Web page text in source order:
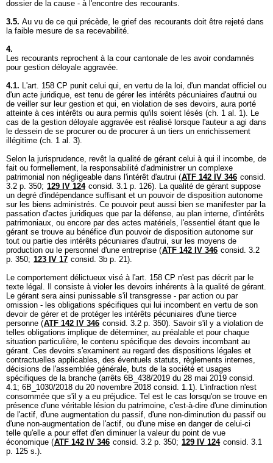
dossier de la cause - à l'encontre des recourants.
3.5. Au vu de ce qui précède, le grief des recourants doit être rejeté dans
la faible mesure de sa recevabilité.
4.
Les recourants reprochent à la cour cantonale de les avoir condamnés
pour gestion déloyale aggravée.
4.1. L'art. 158 CP punit celui qui, en vertu de la loi, d'un mandat officiel ou
d'un acte juridique, est tenu de gérer les intérêts pécuniaires d'autrui ou
de veiller sur leur gestion et qui, en violation de ses devoirs, aura porté
atteinte à ces intérêts ou aura permis qu'ils soient lésés (ch. 1 al. 1). Le
cas de la gestion déloyale aggravée est réalisé lorsque l'auteur a agi dans
le dessein de se procurer ou de procurer à un tiers un enrichissement
illégitime (ch. 1 al. 3).
Selon la jurisprudence, revêt la qualité de gérant celui à qui il incombe, de
fait ou formellement, la responsabilité d'administrer un complexe
patrimonial non négligeable dans l'intérêt d'autrui (ATF 142 IV 346 consid.
3.2 p. 350; 129 IV 124 consid. 3.1 p. 126). La qualité de gérant suppose
un degré d'indépendance suffisant et un pouvoir de disposition autonome
sur les biens administrés. Ce pouvoir peut aussi bien se manifester par la
passation d'actes juridiques que par la défense, au plan interne, d'intérêts
patrimoniaux, ou encore par des actes matériels, l'essentiel étant que le
gérant se trouve au bénéfice d'un pouvoir de disposition autonome sur
tout ou partie des intérêts pécuniaires d'autrui, sur les moyens de
production ou le personnel d'une entreprise (ATF 142 IV 346 consid. 3.2
p. 350; 123 IV 17 consid. 3b p. 21).
Le comportement délictueux visé à l'art. 158 CP n'est pas décrit par le
texte légal. Il consiste à violer les devoirs inhérents à la qualité de gérant.
Le gérant sera ainsi punissable s'il transgresse - par action ou par
omission - les obligations spécifiques qui lui incombent en vertu de son
devoir de gérer et de protéger les intérêts pécuniaires d'une tierce
personne (ATF 142 IV 346 consid. 3.2 p. 350). Savoir s'il y a violation de
telles obligations implique de déterminer, au préalable et pour chaque
situation particulière, le contenu spécifique des devoirs incombant au
gérant. Ces devoirs s'examinent au regard des dispositions légales et
contractuelles applicables, des éventuels statuts, règlements internes,
décisions de l'assemblée générale, buts de la société et usages
spécifiques de la branche (arrêts 6B_438/2019 du 28 mai 2019 consid.
4.1; 6B_1030/2018 du 20 novembre 2018 consid. 1.1). L'infraction n'est
consommée que s'il y a eu préjudice. Tel est le cas lorsqu'on se trouve en
présence d'une véritable lésion du patrimoine, c'est-à-dire d'une diminution
de l'actif, d'une augmentation du passif, d'une non-diminution du passif ou
d'une non-augmentation de l'actif, ou d'une mise en danger de celui-ci
telle qu'elle a pour effet d'en diminuer la valeur du point de vue
économique (ATF 142 IV 346 consid. 3.2 p. 350; 129 IV 124 consid. 3.1
p. 125 s.).